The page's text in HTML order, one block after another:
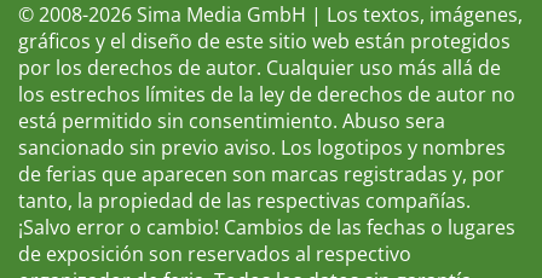
© 2008-2026 Sima Media GmbH | Los textos, imágenes,
gráficos y el diseño de este sitio web están protegidos
por los derechos de autor. Cualquier uso más allá de
los estrechos límites de la ley de derechos de autor no
está permitido sin consentimiento. Abuso sera
sancionado sin previo aviso. Los logotipos y nombres
de ferias que aparecen son marcas registradas y, por
tanto, la propiedad de las respectivas compañías.
¡Salvo error o cambio! Cambios de las fechas o lugares
de exposición son reservados al respectivo